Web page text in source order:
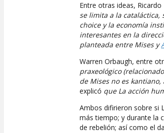
Entre otras ideas, Ricardo
se limita a la
choice y la economía
interesantes en la
planteada entre Mises y
Warren Orbaugh, entre
praxeológico
de Mises no es
explicó que La acción
Ambos difirieron sobre si
más tiempo; y durante la
de rebelión; así como el